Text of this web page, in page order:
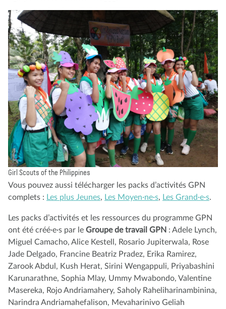
Girl Scouts of the Philippines
Vous pouvez aussi télécharger les packs d’activités GPN
complets : Les plus Jeunes, Les Moyen·ne·s, Les Grand·e·s.
Les packs d’activités et les ressources du programme GPN
ont été créé·e·s par le Groupe de travail GPN : Adele Lynch,
Miguel Camacho, Alice Kestell, Rosario Jupiterwala, Rose
Jade Delgado, Francine Beatriz Pradez, Erika Ramirez,
Zarook Abdul, Kush Herat, Sirini Wengappuli, Priyabashini
Karunarathne, Sophia Mlay, Ummy Mwabondo, Valentine
Masereka, Rojo Andriamahery, Saholy Raheliharinambinina,
Narindra Andriamahefalison, Mevaharinivo Geliah